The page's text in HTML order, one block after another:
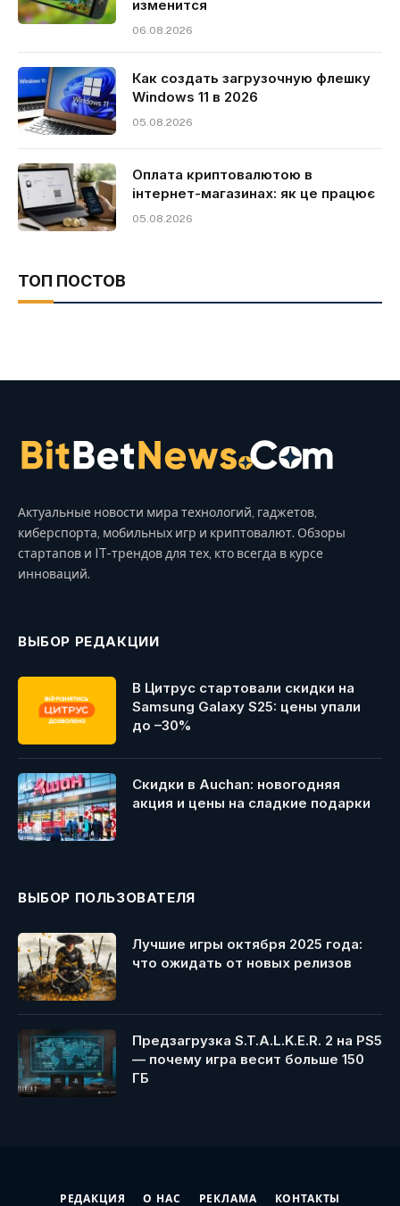
изменится
06.08.2026
Как создать загрузочную флешку
Windows 11 в 2026
05.08.2026
Оплата криптовалютою в
інтернет-магазинах: як це працює
05.08.2026
ТОП ПОСТОВ
Актуальные новости мира технологий, гаджетов,
киберспорта, мобильных игр и криптовалют. Обзоры
стартапов и IT-трендов для тех, кто всегда в курсе
инноваций.
ВЫБОР РЕДАКЦИИ
В Цитрус стартовали скидки на
Samsung Galaxy S25: цены упали
до –30%
Скидки в Auchan: новогодняя
акция и цены на сладкие подарки
ВЫБОР ПОЛЬЗОВАТЕЛЯ
Лучшие игры октября 2025 года:
что ожидать от новых релизов
Предзагрузка S.T.A.L.K.E.R. 2 на PS5
— почему игра весит больше 150
ГБ
РЕДАКЦИЯ О НАС РЕКЛАМА КОНТАКТЫ